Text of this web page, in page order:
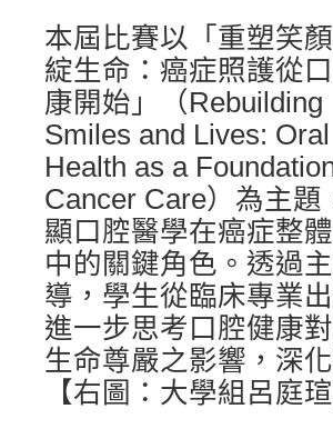
本屆比賽以「重塑笑
綻生命：癌症照護從
康開始」（Rebuilding
Smiles and Lives: Oral
Health as a
Cancer Care）為主題
顯口腔醫學在癌症整
中的關鍵角色。透過主
導，學生從臨床專業出
進一步思考口腔健康
生命尊嚴之影響，深
【右圖：大學組呂庭